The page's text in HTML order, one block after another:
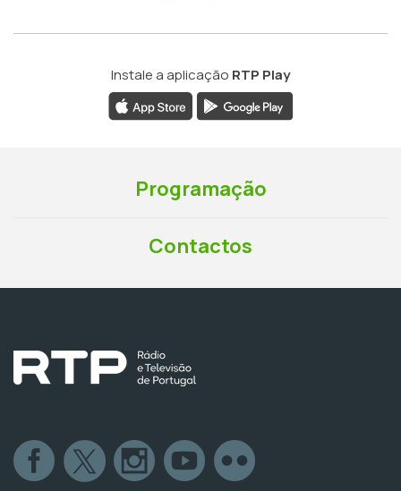
Instale a aplicação RTP Play
Programação
Contactos